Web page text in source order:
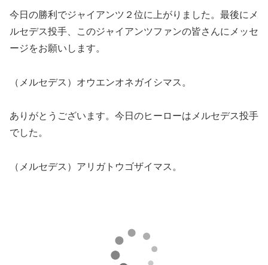
今日の勝利でジャイアンツ２位に上がりました。最後にメ
ルセデス投手、このジャイアンツファンの皆さんにメッセ
ージをお願いします。
（メルセデス）オウエンオネガイシマス。
ありがとうございます。今日のヒーローはメルセデス投手
でした。
（メルセデス）アリガトウゴザイマス。